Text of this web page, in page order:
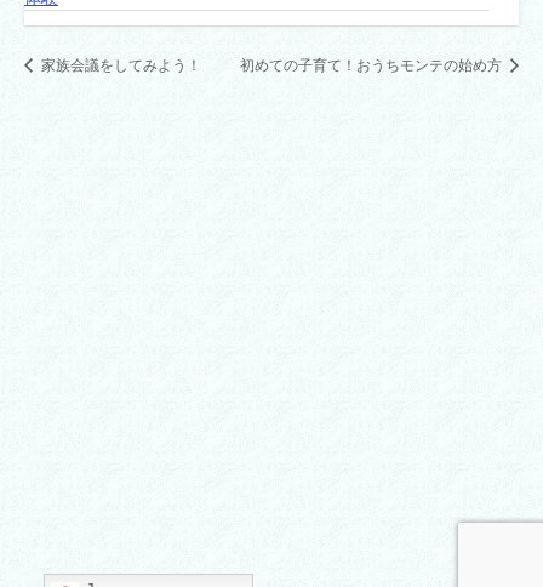
家族会議をしてみよう！ 初めての子育て！おうちモンテの始め方